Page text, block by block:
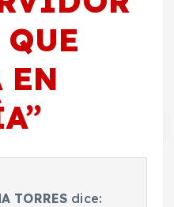
EN
”
TORRES dice: